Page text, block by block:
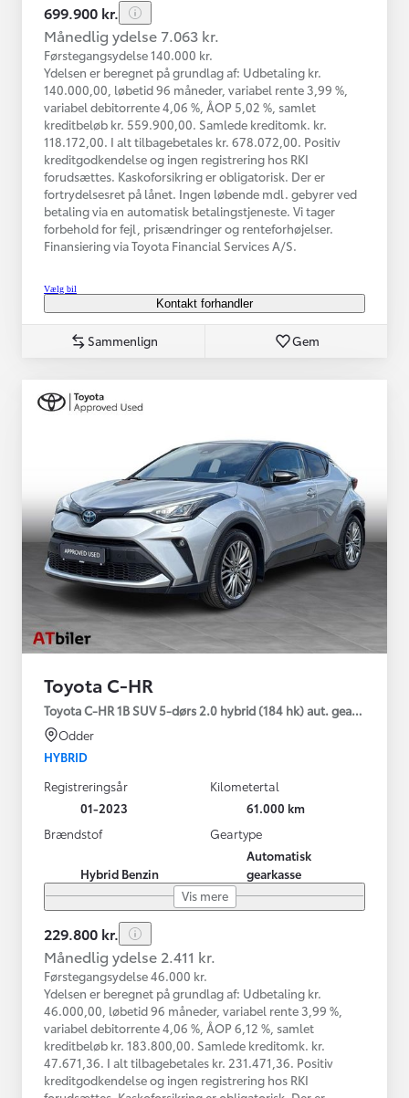
699.900 kr.
Månedlig ydelse 7.063 kr.
Førstegangsydelse 140.000 kr.
Ydelsen er beregnet på grundlag af: Udbetaling kr.
140.000,00, løbetid 96 måneder, variabel rente 3,99 %,
variabel debitorrente 4,06 %, ÅOP 5,02 %, samlet
kreditbeløb kr. 559.900,00. Samlede kreditomk. kr.
118.172,00. I alt tilbagebetales kr. 678.072,00. Positiv
kreditgodkendelse og ingen registrering hos RKI
forudsættes. Kaskoforsikring er obligatorisk. Der er
fortrydelsesret på lånet. Ingen løbende mdl. gebyrer ved
betaling via en automatisk betalingstjeneste. Vi tager
forbehold for fejl, prisændringer og renteforhøjelser.
Finansiering via Toyota Financial Services A/S.
Vælg bil
Kontakt forhandler
Sammenlign Gem
Toyota C-HR
Toyota C-HR 1B SUV 5-dørs 2.0 hybrid (184 hk) aut. gear C-HIC
Odder
HYBRID
Registreringsår
01-2023
Kilometertal
61.000 km
Brændstof
Hybrid Benzin
Geartype
Automatisk
gearkasse
Vis mere
229.800 kr.
Månedlig ydelse 2.411 kr.
Førstegangsydelse 46.000 kr.
Ydelsen er beregnet på grundlag af: Udbetaling kr.
46.000,00, løbetid 96 måneder, variabel rente 3,99 %,
variabel debitorrente 4,06 %, ÅOP 6,12 %, samlet
kreditbeløb kr. 183.800,00. Samlede kreditomk. kr.
47.671,36. I alt tilbagebetales kr. 231.471,36. Positiv
kreditgodkendelse og ingen registrering hos RKI